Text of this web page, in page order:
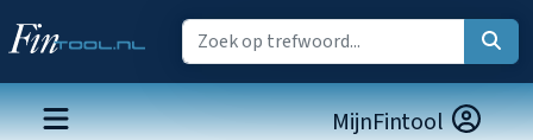
MijnFintool